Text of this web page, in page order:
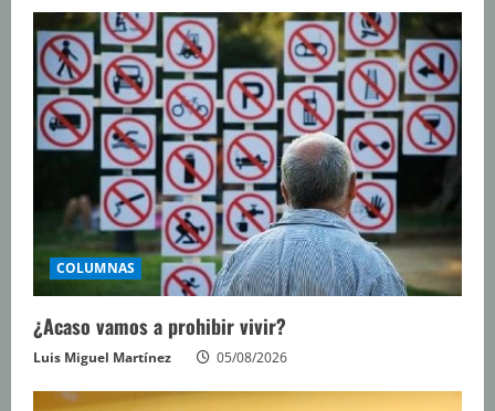
COLUMNAS
¿Acaso vamos a prohibir vivir?
Luis Miguel Martínez 05/08/2026